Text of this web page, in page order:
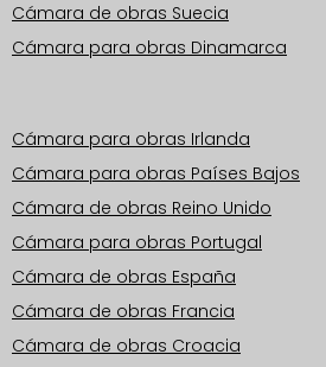
Cámara de obras Suecia
Cámara para obras Dinamarca
Cámara para obras Irlanda
Cámara para obras Países Bajos
Cámara de obras Reino Unido
Cámara para obras Portugal
Cámara de obras España
Cámara de obras Francia
Cámara de obras Croacia